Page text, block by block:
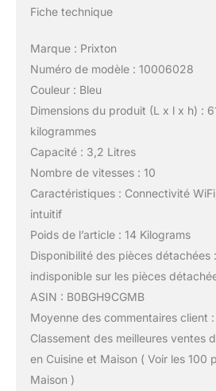
Fiche technique
Marque : Prixton
Numéro de modèle : 10006028
Couleur : Bleu
Dimensions du produit (L x l x h) :
kilogrammes
Capacité : 3,2 Litres
Nombre de vitesses : 10
Caractéristiques : Connectivité
intuitif
Poids de l’article : 14 Kilograms
Disponibilité des pièces détachées
indisponible sur les pièces
ASIN : B0BGH9CGMB
Moyenne des commentaires client
Classement des meilleures ventes
en Cuisine et Maison ( Voir les 100
Maison )